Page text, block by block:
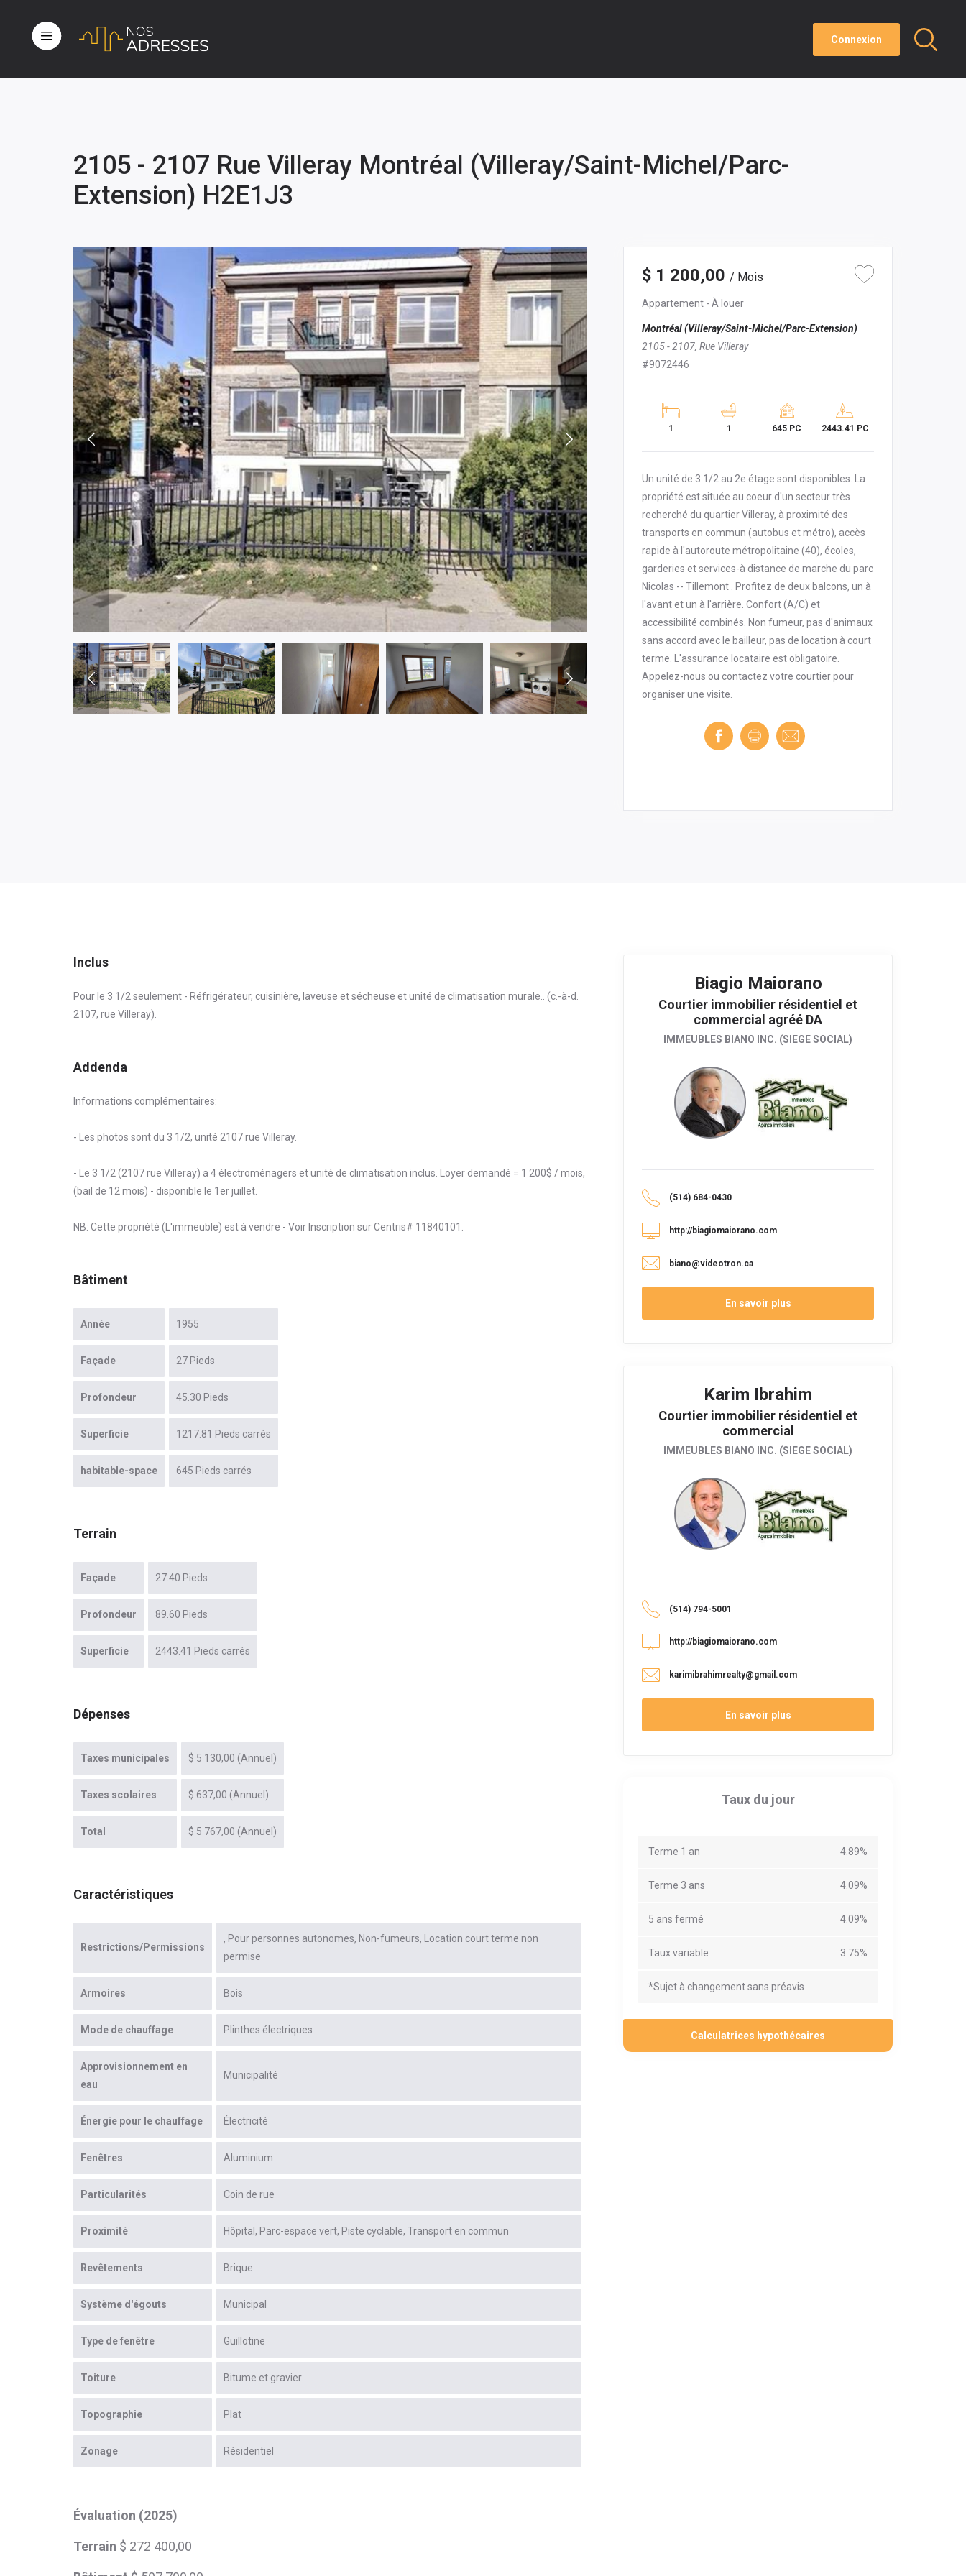
Connexion
2105 - 2107 Rue Villeray Montréal (Villeray/Saint-Michel/Parc-
Extension) H2E1J3
$ 1 200,00 / Mois
Appartement - À louer
Montréal (Villeray/Saint-Michel/Parc-Extension)
2105 - 2107, Rue Villeray
#9072446
1 1 645 PC 2443.41 PC
Un unité de 3 1/2 au 2e étage sont disponibles. La
propriété est située au coeur d'un secteur très
recherché du quartier Villeray, à proximité des
transports en commun (autobus et métro), accès
rapide à l'autoroute métropolitaine (40), écoles,
garderies et services-à distance de marche du parc
Nicolas -- Tillemont . Profitez de deux balcons, un à
l'avant et un à l'arrière. Confort (A/C) et
accessibilité combinés. Non fumeur, pas d'animaux
sans accord avec le bailleur, pas de location à court
terme. L'assurance locataire est obligatoire.
Appelez-nous ou contactez votre courtier pour
organiser une visite.
Inclus
Pour le 3 1/2 seulement - Réfrigérateur, cuisinière, laveuse et sécheuse et unité de climatisation murale.. (c.-à-d.
2107, rue Villeray).
Addenda
Informations complémentaires:
- Les photos sont du 3 1/2, unité 2107 rue Villeray.
- Le 3 1/2 (2107 rue Villeray) a 4 électroménagers et unité de climatisation inclus. Loyer demandé = 1 200$ / mois,
(bail de 12 mois) - disponible le 1er juillet.
NB: Cette propriété (L'immeuble) est à vendre - Voir Inscription sur Centris# 11840101.
Bâtiment
Année 1955
Façade 27 Pieds
Profondeur 45.30 Pieds
Superficie 1217.81 Pieds carrés
habitable-space 645 Pieds carrés
Terrain
Façade 27.40 Pieds
Profondeur 89.60 Pieds
Superficie 2443.41 Pieds carrés
Dépenses
Taxes municipales $ 5 130,00 (Annuel)
Taxes scolaires $ 637,00 (Annuel)
Total $ 5 767,00 (Annuel)
Caractéristiques
Restrictions/Permissions
Pour personnes autonomes Non-fumeurs
Location court terme non
permise
Armoires Bois
Mode de chauffage Plinthes électriques
Approvisionnement en
eau
Municipalité
Énergie pour le chauffage Électricité
Fenêtres Aluminium
Particularités Coin de rue
Proximité Hôpital Parc-espace vert Piste cyclable Transport en commun
Revêtements Brique
Système d'égouts Municipal
Type de fenêtre Guillotine
Toiture Bitume et gravier
Topographie Plat
Zonage Résidentiel
Évaluation (2025)
Terrain $ 272 400,00
Biagio Maiorano
Courtier immobilier résidentiel et
commercial agréé DA
IMMEUBLES BIANO INC. (SIEGE SOCIAL)
(514) 684-0430
http://biagiomaiorano.com
biano@videotron.ca
En savoir plus
Karim Ibrahim
Courtier immobilier résidentiel et
commercial
IMMEUBLES BIANO INC. (SIEGE SOCIAL)
(514) 794-5001
http://biagiomaiorano.com
karimibrahimrealty@gmail.com
En savoir plus
Taux du jour
Terme 1 an 4.89%
Terme 3 ans 4.09%
5 ans fermé 4.09%
Taux variable 3.75%
*Sujet à changement sans préavis
Calculatrices hypothécaires